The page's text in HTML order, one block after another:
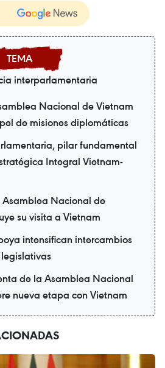
interparlamentaria
Nacional de Vietnam
de misiones diplomáticas
pilar fundamental
Integral Vietnam-
Asamblea Nacional de
su visita a Vietnam
intensifican intercambios
de la Asamblea Nacional
nueva etapa con Vietnam